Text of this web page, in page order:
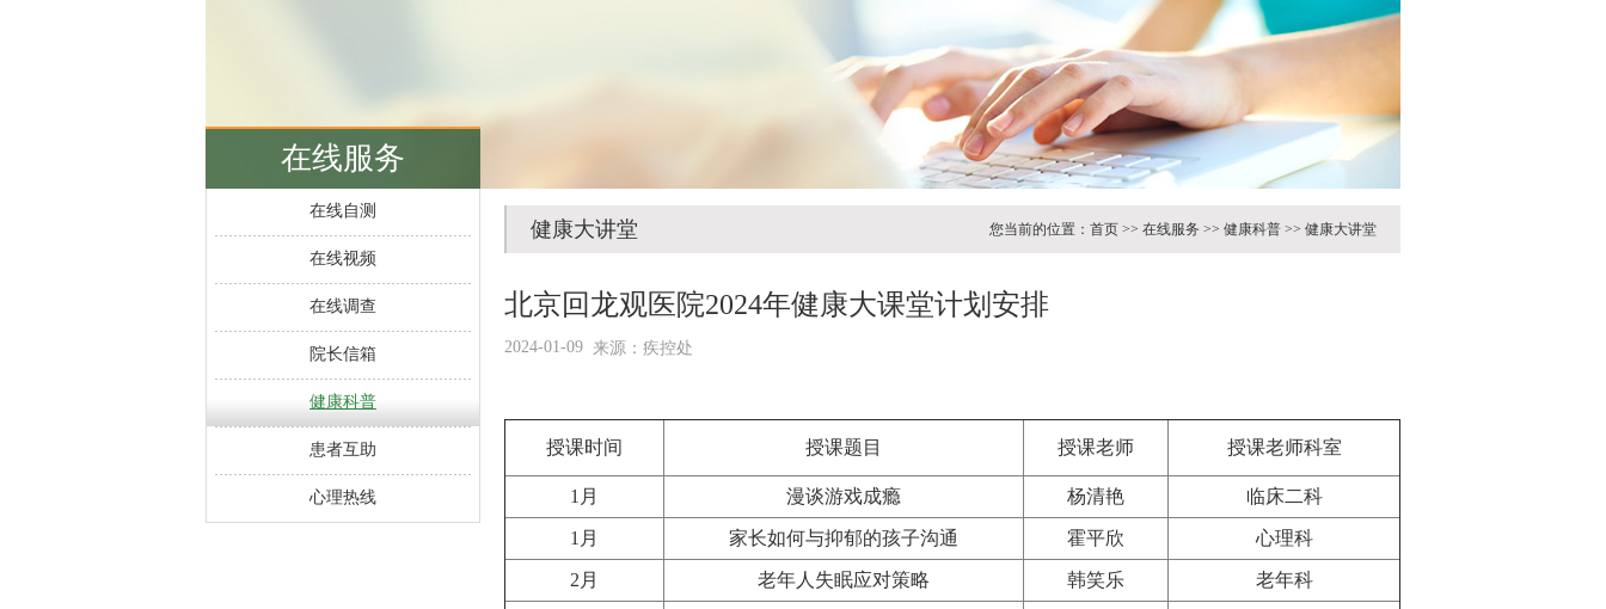
在线服务
在线自测
在线视频
在线调查
院长信箱
健康科普
患者互助
心理热线
健康大讲堂 您当前的位置： 首页 >> 在线服务 >> 健康科普 >> 健康大讲堂
北京回龙观医院2024年健康大课堂计划安排
2024-01-09 来源：疾控处
授课时间 授课题目 授课老师 授课老师科室
1月 漫谈游戏成瘾 杨清艳 临床二科
1月 家长如何与抑郁的孩子沟通 霍平欣 心理科
2月 老年人失眠应对策略 韩笑乐 老年科